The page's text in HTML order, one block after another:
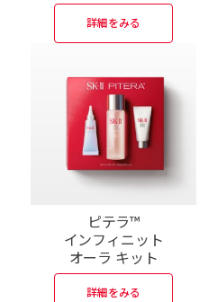
詳細をみる
ピテラ™
インフィニット
オーラ キット
詳細をみる